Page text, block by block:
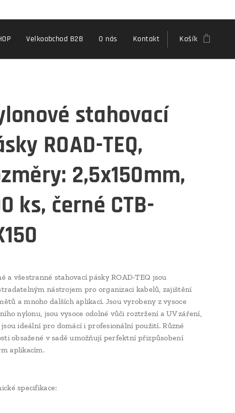
Velkoobchod B2B O nás Kontakt Košík
stahovací
ROAD-TEQ,
2,5x150mm,
ks, černé CTB-
a všestranné stahovací pásky ROAD-TEQ jsou
nástrojem pro organizaci kabelů, zajištění
a mnoho dalších aplikací. Jsou vyrobeny z vysoce
nylonu, jsou vysoce odolné vůči roztržení a UV záření,
ideální pro domácí i profesionální použití. Různé
obsažené v sadě umožňují perfektní přizpůsobení
aplikacím.
specifikace: